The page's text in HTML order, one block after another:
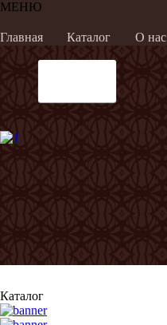
МЕНЮ
Главная Каталог О нас
Каталог